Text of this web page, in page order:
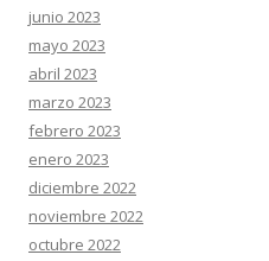
junio 2023
mayo 2023
abril 2023
marzo 2023
febrero 2023
enero 2023
diciembre 2022
noviembre 2022
octubre 2022